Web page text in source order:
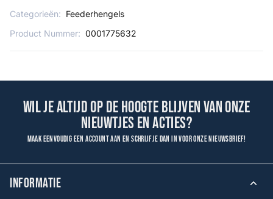
Categorieën: Feederhengels
Product Nummer: 0001775632
Wil je altijd op de hoogte blijven van onze
nieuwtjes en acties?
Maak eenvoudig een account aan en schrijf je dan in voor onze nieuwsbrief!
INFORMATIE